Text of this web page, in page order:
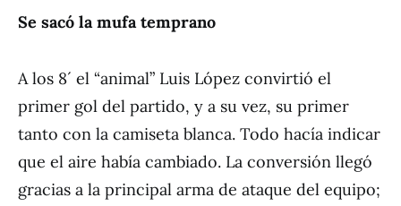
Se sacó la mufa temprano
A los 8´ el “animal” Luis López convirtió el
primer gol del partido, y a su vez, su primer
tanto con la camiseta blanca. Todo hacía indicar
que el aire había cambiado. La conversión llegó
gracias a la principal arma de ataque del equipo;